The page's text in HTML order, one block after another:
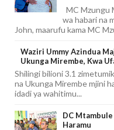
MC Mzungu
wa habari na
John, maarufu kama MC
Waziri Ummy Azindua
Ukunga Mirembe, Kwa
Shilingi bilioni 3.1
na Ukunga Mirembe mjini
idadi ya wahitimu...
DC
Haramu